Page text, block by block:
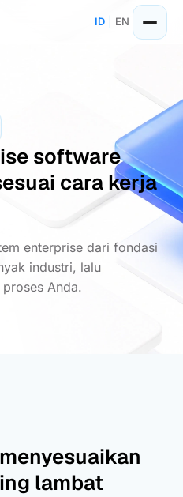
ID EN
software
cara kerja
enterprise dari fondasi
industri, lalu
Anda.
lambat